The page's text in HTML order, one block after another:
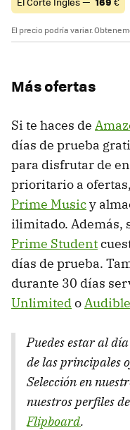
El precio podría variar.
Más ofertas
Si te haces de
días de prueba
para disfrutar de
prioritario a
Prime Musicy
ilimitado. Además,
Prime Student
días de prueba.
durante 30 días
Unlimited o Audible
Puedes estar al
de las principales
Selección en
nuestros perfiles de
Flipboard.